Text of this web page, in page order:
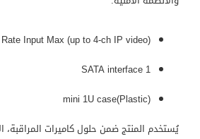
Input Max (up to 4-ch IP video)
1 SATA interface
mini 1U case(Plastic)
يُستخدم المنتج ضمن حلول كاميرات المراقبة،